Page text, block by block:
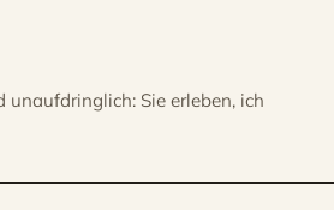
unaufdringlich: Sie erleben, ich